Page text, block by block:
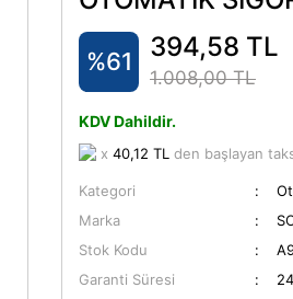
%61 394,58 TL
1.008,00 TL
KDV Dahildir.
x 40,12 TL den başlayan
Kategori
Marka
Stok Kodu
Garanti Süresi